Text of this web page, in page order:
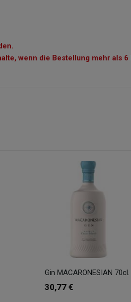
wenn die Bestellung mehr als 6
Gin MACARONESIAN 70cl.
30,77 €